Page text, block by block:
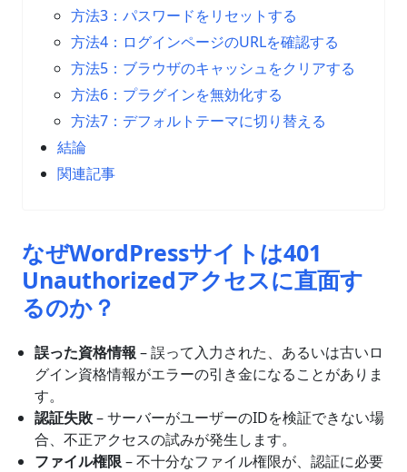
方法3：パスワードをリセットする
方法4：ログインページのURLを確認する
方法5：ブラウザのキャッシュをクリアする
方法6：プラグインを無効化する
方法7：デフォルトテーマに切り替える
結論
関連記事
なぜWordPressサイトは401
Unauthorizedアクセスに直面す
るのか？
誤った資格情報 – 誤って入力された、あるいは古いロ
グイン資格情報がエラーの引き金になることがありま
す。
認証失敗– サーバーがユーザーのIDを検証できない場
合、不正アクセスの試みが発生します。
ファイル権限– 不十分なファイル権限が、認証に必要